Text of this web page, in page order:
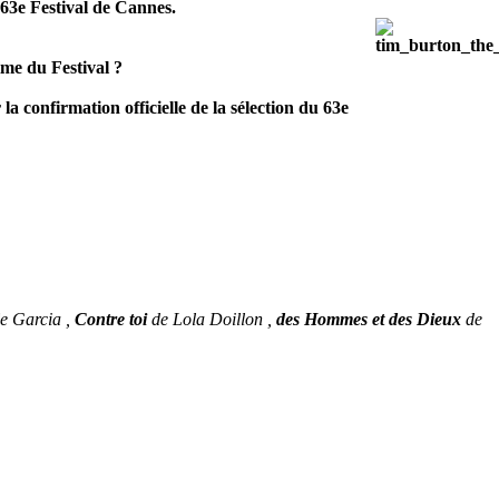
Festival de Cannes.
du Festival ?
confirmation officielle de la sélection du 63e
Garcia , Contre toide Lola Doillon , des Hommes et des Dieux de